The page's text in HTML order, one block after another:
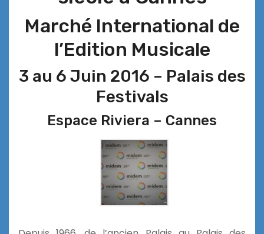
Marché International de
l’Edition Musicale
3 au 6 Juin 2016 – Palais des
Festivals
Espace Riviera – Cannes